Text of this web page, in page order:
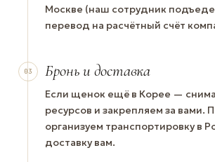
Москве (наш сотрудник
перевод на расчётный счёт
03 Бронь и доставка
Если щенок ещё в Корее —
ресурсов и закрепляем за вами.
организуем транспортировку в
доставку вам.